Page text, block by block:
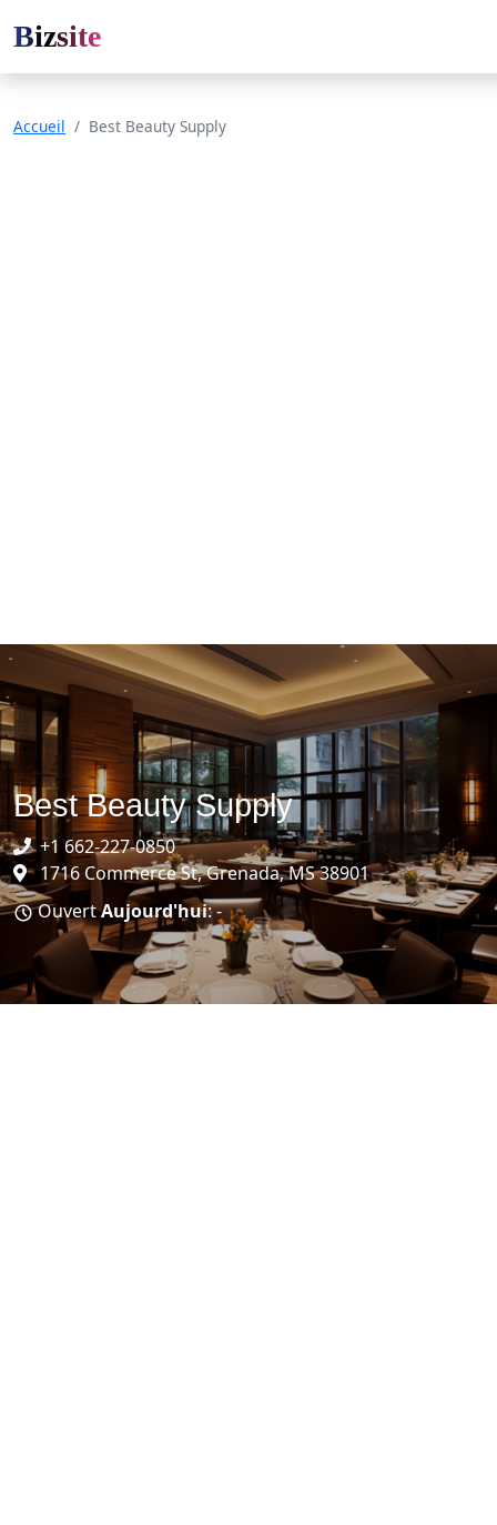
Bizsite
Accueil Best Beauty Supply
Best Beauty Supply
+1 662-227-0850
1716 Commerce St, Grenada, MS 38901
OuvertAujourd'hui: -